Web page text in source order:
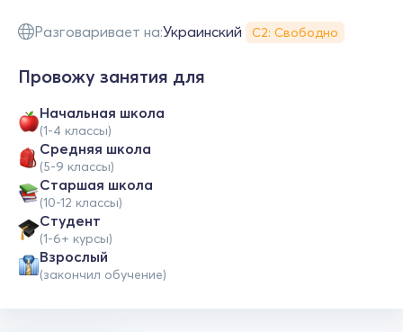
Разговаривает на:Украинский С2: Свободно
Провожу занятия для
Начальная школа
(1-4 классы)
Средняя школа
(5-9 классы)
Cтаршая школа
(10-12 классы)
Студент
(1-6+ курсы)
Взрослый
(закончил обучение)